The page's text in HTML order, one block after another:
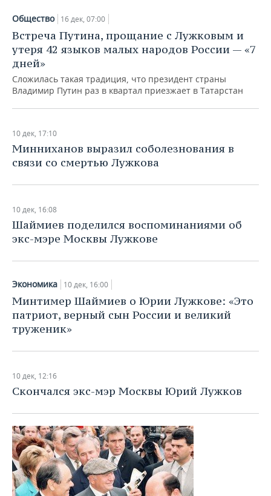
Общество 16 дек, 07:00
Встреча Путина, прощание с Лужковым и
утеря 42 языков малых народов России — «7
дней»
Сложилась такая традиция, что президент страны
Владимир Путин раз в квартал приезжает в Татарстан
10 дек, 17:10
Минниханов выразил соболезнования в
связи со смертью Лужкова
10 дек, 16:08
Шаймиев поделился воспоминаниями об
экс-мэре Москвы Лужкове
Экономика 10 дек, 16:00
Минтимер Шаймиев о Юрии Лужкове: «Это
патриот, верный сын России и великий
труженик»
10 дек, 12:16
Скончался экс-мэр Москвы Юрий Лужков